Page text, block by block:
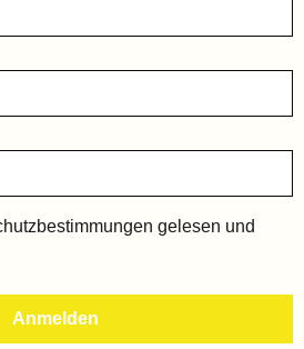
gelesen und